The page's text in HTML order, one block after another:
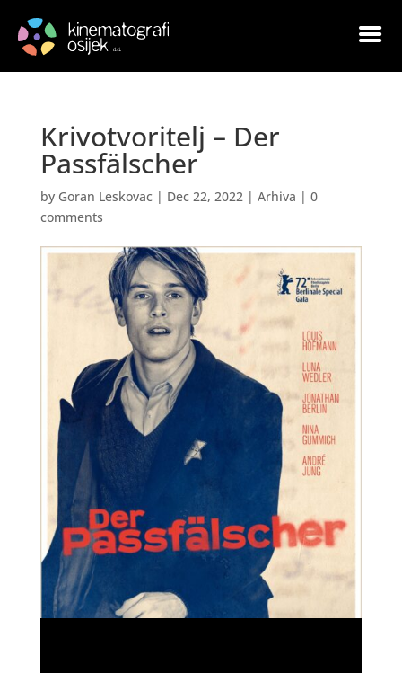
Krivotvoritelj – Der
Passfälscher
by Goran Leskovac| Dec 22, 2022| Arhiva | 0
comments